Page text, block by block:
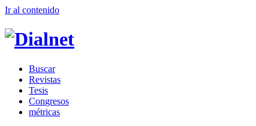
Ir al contenido
Buscar
Revistas
Tesis
Congresos
métricas